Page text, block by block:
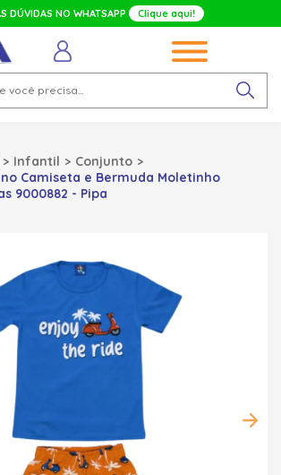
DÚVIDAS NO WHATSAPP Clique aqui!
Infantil
Conjunto
Camiseta e Bermuda Moletinho
9000882 - Pipa